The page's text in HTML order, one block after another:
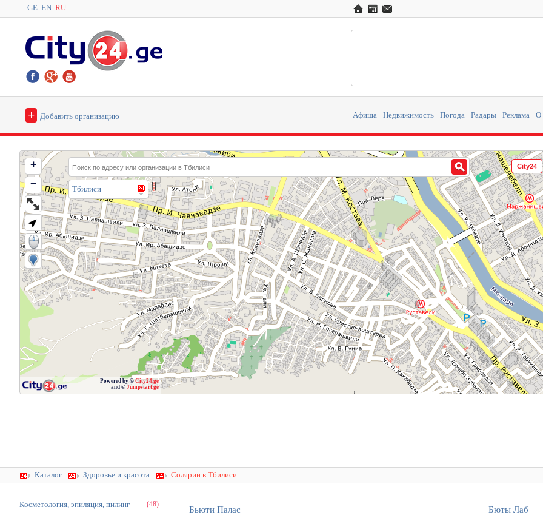
GE EN RU
+ Добавить организацию Афиша Недвижимость Погода Радары Реклама О
Тбилиси
Powered by ©City24.ge
and © Jumpstart.ge
+
−
City24
Каталог Здоровье и красота Солярии в Тбилиси
Бьюти Палас Бюты Лаб
Косметология, эпиляция, пилинг (48)